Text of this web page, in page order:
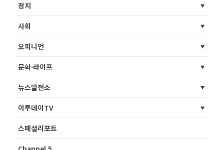
정치
사회
오피니언
문화·라이프
뉴스발전소
이투데이TV
스페셜리포트